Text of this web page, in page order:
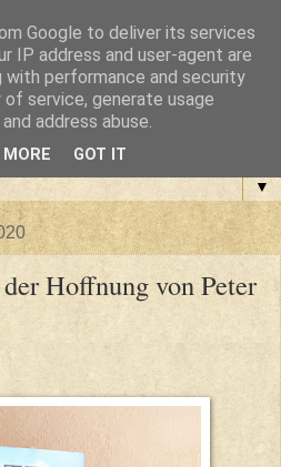
▼
Hoffnung von Peter
Google to deliver its services
IP address and user-agent are
with performance and security
service, generate usage
address abuse.
MORE GOT IT